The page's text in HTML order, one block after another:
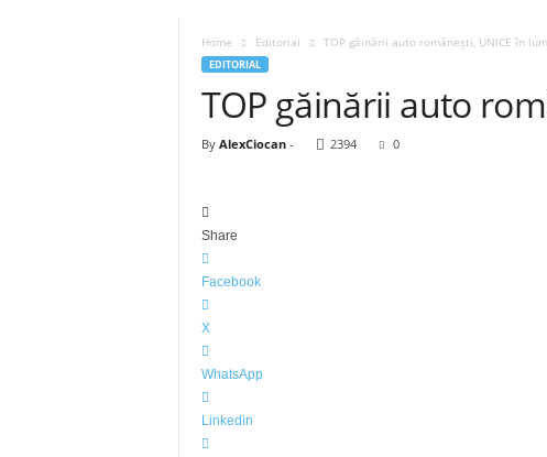
Home Editorial TOP găinării auto românești, UNICE în
EDITORIAL
TOP găinării auto
By AlexCiocan- 2394 0
Share
Facebook
X
WhatsApp
Linkedin